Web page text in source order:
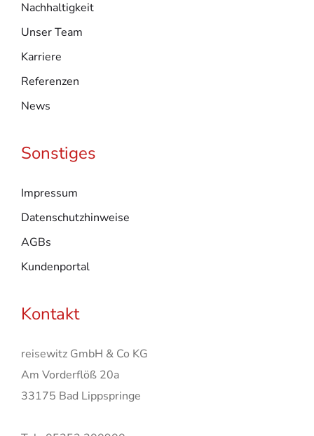
Nachhaltigkeit
Unser Team
Karriere
Referenzen
News
Sonstiges
Impressum
Datenschutzhinweise
AGBs
Kundenportal
Kontakt
reisewitz GmbH & Co KG
Am Vorderflöß 20a
33175 Bad Lippspringe